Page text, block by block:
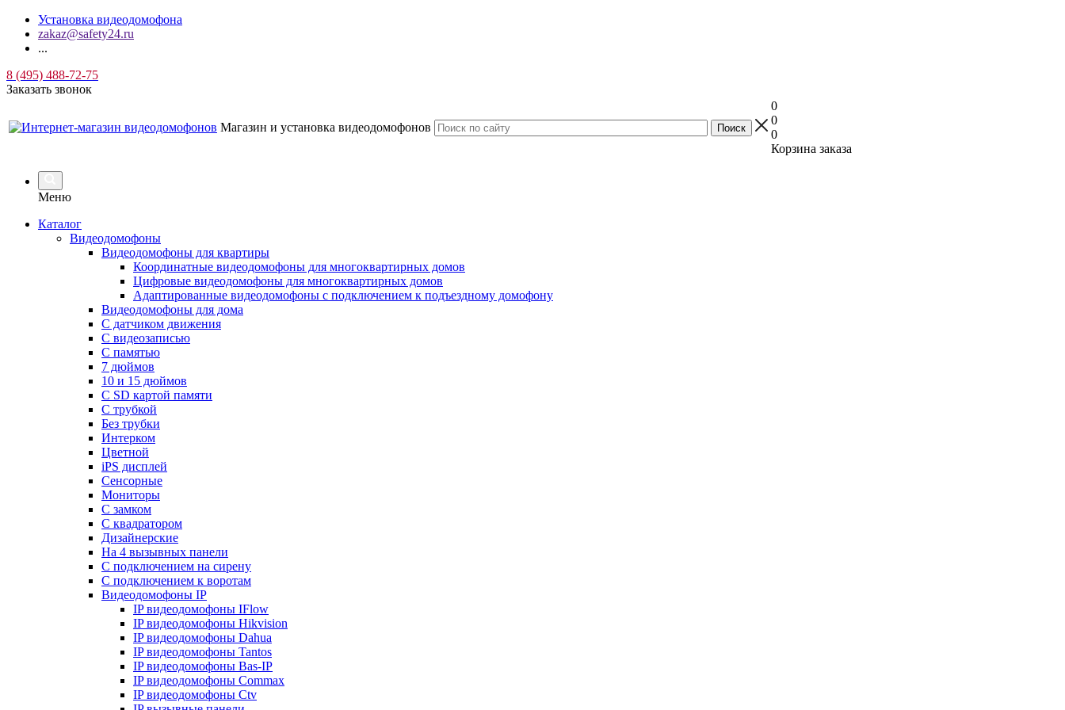
Установка видеодомофона
zakaz@safety24.ru
...
8 (495) 488-72-75
Заказать звонок
Магазин и установка видеодомофонов
0
0
0
Корзина заказа
Меню
Каталог
Видеодомофоны
Видеодомофоны для квартиры
Координатные видеодомофоны для многоквартирных домов
Цифровые видеодомофоны для многоквартирных домов
Адаптированные видеодомофоны с подключением к подъездному домофону
Видеодомофоны для дома
С датчиком движения
С видеозаписью
C памятью
7 дюймов
10 и 15 дюймов
С SD картой памяти
С трубкой
Без трубки
Интерком
Цветной
iPS дисплей
Сенсорные
Мониторы
С замком
C квадратором
Дизайнерские
На 4 вызывных панели
С подключением на сирену
С подключением к воротам
Видеодомофоны IP
IP видеодомофоны IFlow
IP видеодомофоны Hikvision
IP видеодомофоны Dahua
IP видеодомофоны Tantos
IP видеодомофоны Bas-IP
IP видеодомофоны Commax
IP видеодомофоны Ctv